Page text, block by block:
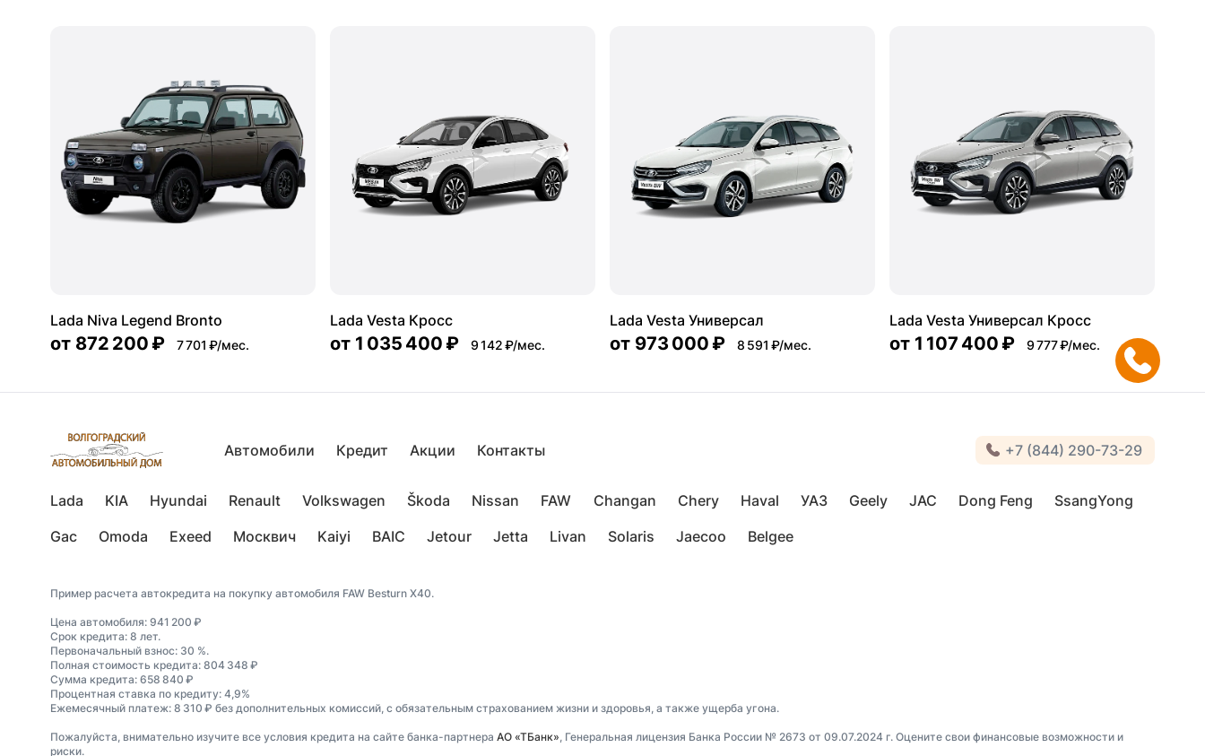
Lada Niva Legend Bronto
от 872 200 ₽ 7 701 ₽/мес.
Lada Vesta Кросс
от 1 035 400 ₽ 9 142 ₽/мес.
Lada Vesta Универсал
от 973 000 ₽ 8 591 ₽/мес.
Lada Vesta Универсал Кросс
от 1 107 400 ₽ 9 777 ₽/мес.
Автомобили Кредит Акции Контакты +7 (844) 290-73-29
Lada KIA Hyundai Renault Volkswagen Škoda Nissan FAW Changan Chery Haval УАЗ Geely JAC Dong Feng
SsangYong
Gac
Omoda Exeed Москвич Kaiyi BAIC Jetour Jetta Livan Solaris Jaecoo Belgee
Пример расчета автокредита на покупку автомобиля FAW Besturn X40.
Цена автомобиля: 941 200 ₽
Срок кредита: 8 лет.
Первоначальный взнос: 30 %.
Полная стоимость кредита: 804 348 ₽
Сумма кредита: 658 840 ₽
Процентная ставка по кредиту: 4,9%
Ежемесячный платеж: 8 310 ₽ без дополнительных комиссий, с обязательным страхованием жизни и здоровья, а также ущерба угона.
Пожалуйста, внимательно изучите все условия кредита на сайте банка-партнера АО «ТБанк», Генеральная лицензия Банка России № 2673 от 09.07.2024 г. Оцените свои финансовые возможности и
риски.